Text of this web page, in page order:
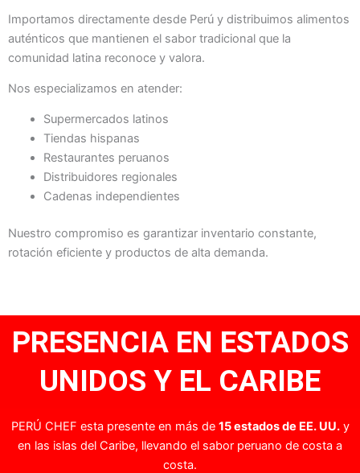
Importamos directamente desde Perú y distribuimos alimentos
auténticos que mantienen el sabor tradicional que la
comunidad latina reconoce y valora.
Nos especializamos en atender:
Supermercados latinos
Tiendas hispanas
Restaurantes peruanos
Distribuidores regionales
Cadenas independientes
Nuestro compromiso es garantizar inventario constante,
rotación eficiente y productos de alta demanda.
PRESENCIA EN ESTADOS
UNIDOS Y EL CARIBE
PERÚ CHEF esta presente en más de 15 estados de EE. UU.y
en las islas del Caribe, llevando el sabor peruano de costa a
costa.